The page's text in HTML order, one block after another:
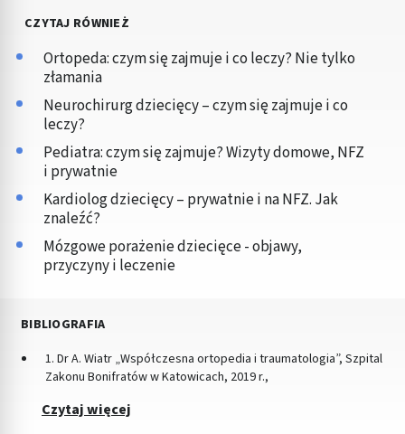
CZYTAJ RÓWNIEŻ
Ortopeda: czym się zajmuje i co leczy? Nie tylko
złamania
Neurochirurg dziecięcy – czym się zajmuje i co
leczy?
Pediatra: czym się zajmuje? Wizyty domowe, NFZ
i prywatnie
Kardiolog dziecięcy – prywatnie i na NFZ. Jak
znaleźć?
Mózgowe porażenie dziecięce - objawy,
przyczyny i leczenie
BIBLIOGRAFIA
1. Dr A. Wiatr „Współczesna ortopedia i traumatologia”, Szpital
Zakonu Bonifratów w Katowicach, 2019 r.,
Czytaj więcej